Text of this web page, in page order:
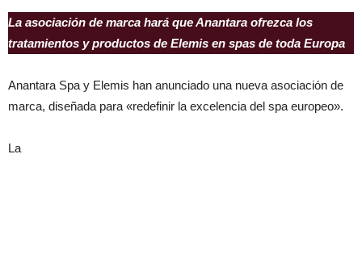
La asociación de marca hará que Anantara ofrezca los
tratamientos y productos de Elemis en spas de toda Europa
Anantara Spa y Elemis han anunciado una nueva asociación de
marca, diseñada para «redefinir la excelencia del spa europeo».
La